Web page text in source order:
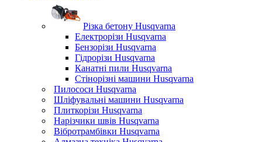
Різка бетону Husqvarna
Електрорізи Husqvarna
Бензорізи Husqvarna
Гідрорізи Husqvarna
Канатні пили Husqvarna
Стінорізні машини Husqvarna
Пилососи Husqvarna
Шліфувальні машини Husqvarna
Плиткорізи Husqvarna
Нарізчики швів Husqvarna
Вібротрамбівки Husqvarna